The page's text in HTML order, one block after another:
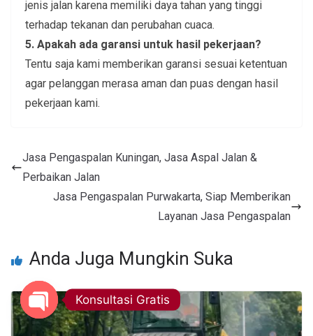
jenis jalan karena memiliki daya tahan yang tinggi
terhadap tekanan dan perubahan cuaca.
5. Apakah ada garansi untuk hasil pekerjaan?
Tentu saja kami memberikan garansi sesuai ketentuan
agar pelanggan merasa aman dan puas dengan hasil
pekerjaan kami.
Jasa Pengaspalan Kuningan, Jasa Aspal Jalan &
Perbaikan Jalan
Jasa Pengaspalan Purwakarta, Siap Memberikan
Layanan Jasa Pengaspalan
Anda Juga Mungkin Suka
Konsultasi Gratis
Open chaty